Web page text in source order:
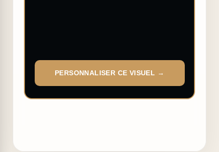
PERSONNALISER CE VISUEL →